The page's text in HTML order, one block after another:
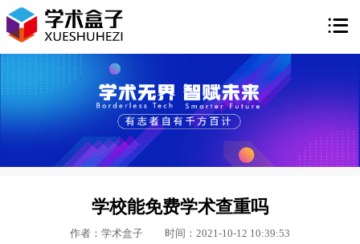

学校能免费学术查重吗
作者：学术盒子 时间：2021-10-12 10:39:53